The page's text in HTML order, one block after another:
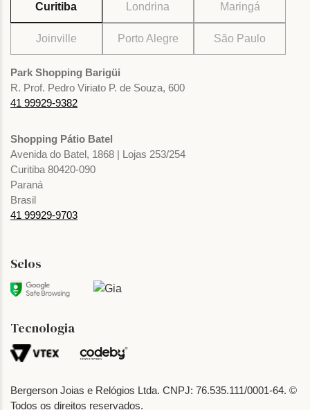
Curitiba Londrina Maringá
Joinville Porto Alegre São Paulo
Park Shopping Barigüi
R. Prof. Pedro Viriato P. de Souza, 600
41 99929-9382
Shopping Pátio Batel
Avenida do Batel, 1868 | Lojas 253/254
Curitiba 80420-090
Paraná
Brasil
41 99929-9703
Bergerson Joias e Relógios Ltda. CNPJ: 76.535.111/0001-64. ©
Todos os direitos reservados.
Selos
Tecnologia